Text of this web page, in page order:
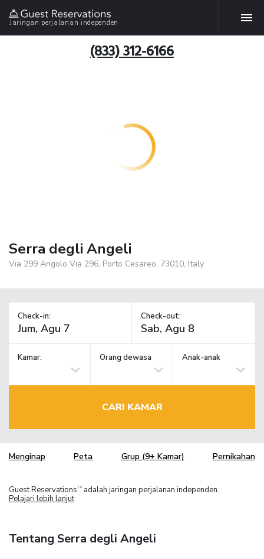
Jaringan perjalanan independen
(833) 312-6166
Serra degli Angeli
Via 299 Angolo Via 296, Porto Cesareo, 73010, Italy
Check-in: Check-out:
Kamar: Orang dewasa Anak-anak
CARI KAMAR
Menginap Peta Grup (9+ Kamar) Pernikahan
Guest Reservations TM
adalah jaringan perjalanan independen.
Pelajari lebih lanjut
Tentang Serra degli Angeli